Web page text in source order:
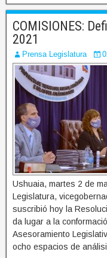
COMISIONES:
2021
Prensa Legislatura
Ushuaia, martes 2 de
Legislatura,
suscribió hoy la
da lugar a la
Asesoramiento
ocho espacios de